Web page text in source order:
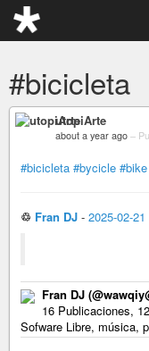
#bicicleta
utopiArte
about a year ago –
#bicicleta #bycicle #bike
♲ Fran DJ - 2025-02-
Fran DJ
16 Publicaciones,
Sofware Libre, música,